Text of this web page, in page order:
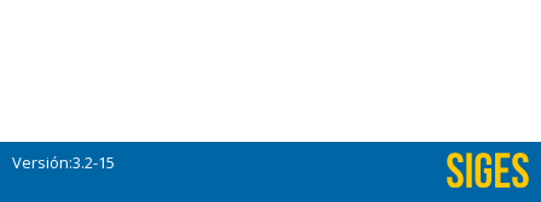
Versión:3.2-15